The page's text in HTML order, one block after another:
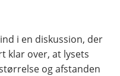
i en diskussion, der
klar over, at lysets
og afstanden